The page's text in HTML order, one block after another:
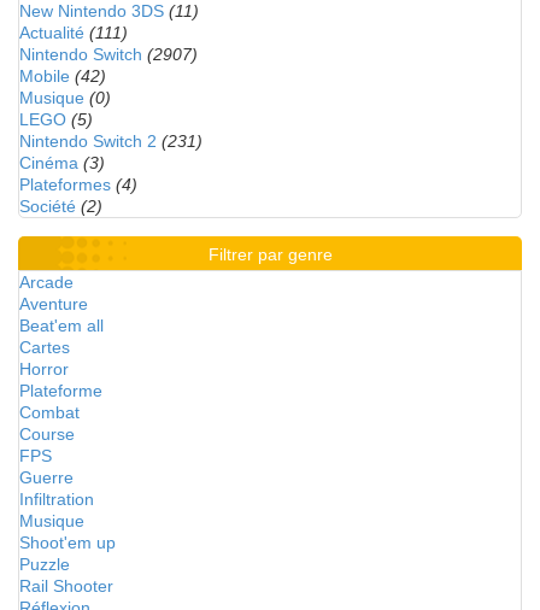
New Nintendo 3DS (11)
Actualité (111)
Nintendo Switch (2907)
Mobile (42)
Musique (0)
LEGO (5)
Nintendo Switch 2 (231)
Cinéma (3)
Plateformes (4)
Société (2)
Filtrer par genre
Arcade
Aventure
Beat'em all
Cartes
Horror
Plateforme
Combat
Course
FPS
Guerre
Infiltration
Musique
Shoot'em up
Puzzle
Rail Shooter